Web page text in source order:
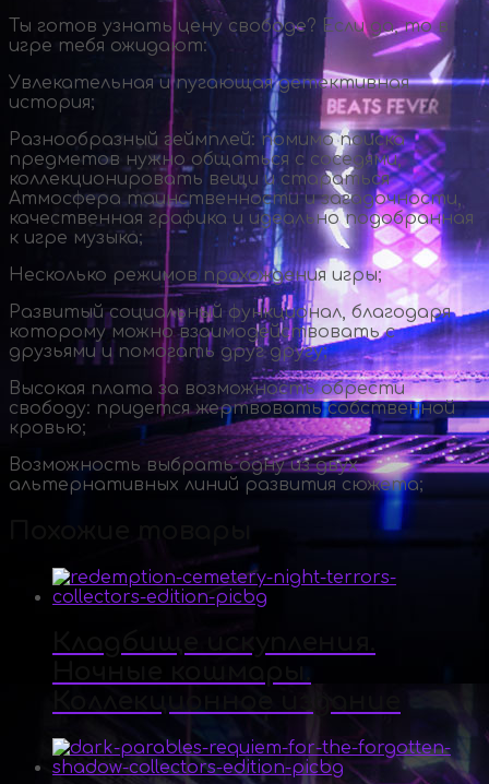
Ты готов узнать цену свободе? Если да, то в
игре тебя ожидают:
Увлекательная и пугающая детективная
история;
Разнообразный геймплей: помимо поиска
предметов нужно общаться с соседями,
коллекционировать вещи и стараться
Атмосфера таинственности и загадочности,
качественная графика и идеально подобранная
к игре музыка;
Несколько режимов прохождения игры;
Развитый социальный функционал, благодаря
которому можно взаимодействовать с
друзьями и помогать друг другу;
Высокая плата за возможность обрести
свободу: придется жертвовать собственной
кровью;
Возможность выбрать одну из двух
альтернативных линий развития сюжета;